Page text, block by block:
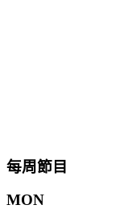
每周節目
MON